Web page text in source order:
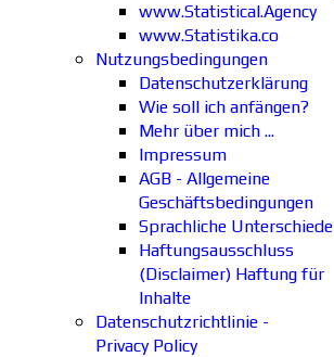
www.Statistical.Agency
www.Statistika.co
Nutzungsbedingungen
Datenschutzerklärung
Wie soll ich anfängen?
Mehr über mich ...
Impressum
AGB - Allgemeine
Geschäftsbedingungen
Sprachliche Unterschiede
Haftungsausschluss
(Disclaimer) Haftung für
Inhalte
Datenschutzrichtlinie -
Privacy Policy